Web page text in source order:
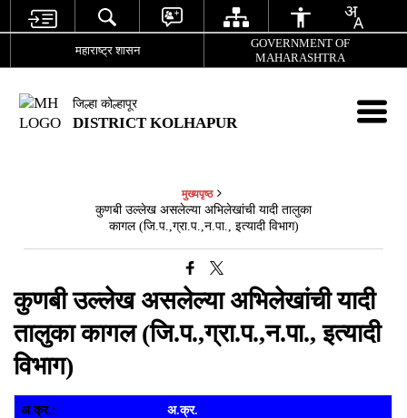
महाराष्ट्र शासन
GOVERNMENT OF
MAHARASHTRA
जिल्हा कोल्हापूर
DISTRICT KOLHAPUR
मुख्यपृष्ठ
कुणबी उल्लेख असलेल्या अभिलेखांची यादी तालुका
कागल (जि.प.,ग्रा.प.,न.पा., इत्यादी विभाग)
कुणबी उल्लेख असलेल्या अभिलेखांची यादी
तालुका कागल (जि.प.,ग्रा.प.,न.पा., इत्यादी
विभाग)
अ.क्र.